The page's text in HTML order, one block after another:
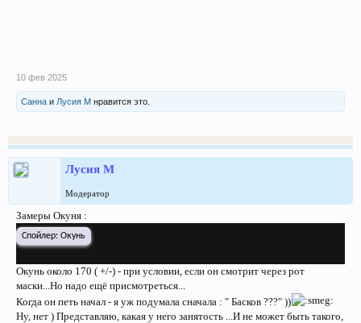
10 фев 2025
Санна и Лусия М нравится это.
Лусия М
Модератор
Замеры Окуня :
Спойлер: Окунь
Окунь около 170 ( +/-) - при условии, если он смотрит через рот
маски...Но надо ещё присмотреться...
Когда он петь начал - я уж подумала сначала : " Басков ???" ))
Ну, нет ) Представляю, какая у него занятость ...И не может быть такого,